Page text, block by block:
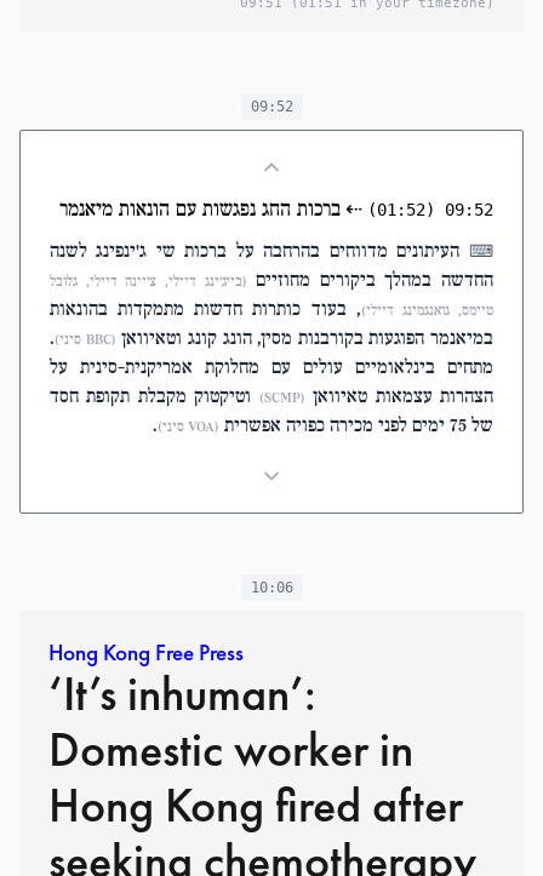
09:52
09:52
(01:52)
⇠ברכות החג נפגשות עם הונאות מיאנמר
⌨ העיתונים מדווחים בהרחבה על ברכות שי ג'ינפינג לשנה
החדשה במהלך ביקורים מחוזיים (בייג'ינג דיילי, צ'יינה דיילי, גלובל
טיימס, גואנגמינג דיילי), בעוד כותרות חדשות מתמקדות בהונאות
במיאנמר הפוגעות בקורבנות מסין, הונג קונג וטאיוואן (BBC סיני)
.
מתחים בינלאומיים עולים עם מחלוקת אמריקנית-סינית על
הצהרות עצמאות טאיוואן (SCMP)
וטיקטוק מקבלת תקופת חסד
של 75 ימים לפני מכירה כפויה אפשרית
(VOA סיני) .
10:06
Hong Kong Free Press
‘It’s inhuman’:
Domestic worker in
Hong Kong fired after
seeking chemotherapy